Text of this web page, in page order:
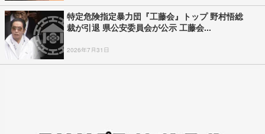
特定危険指定暴力団『工藤会』トップ 野村悟総
裁が引退 県公安委員会が公示 工藤会...
2026年7月31日